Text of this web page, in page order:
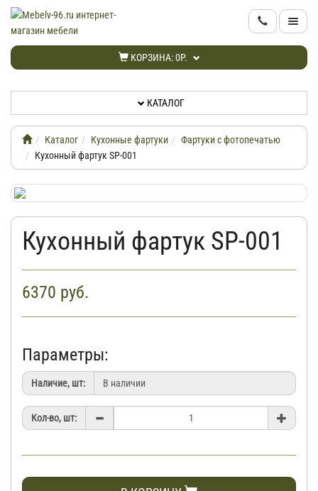
КОРЗИНА:0Р.
КАТАЛОГ
НОВИНКИ
ИНФОРМАЦИЯ
ДОСТАВКА
КАБИНЕТ
КАТАЛОГ
Каталог Кухонные фартуки
Фартуки с фотопечатью
Кухонный фартук SP-001
Кухонный фартук SP-001
6370 руб.
Параметры:
Наличие, шт:
Кол-во, шт: